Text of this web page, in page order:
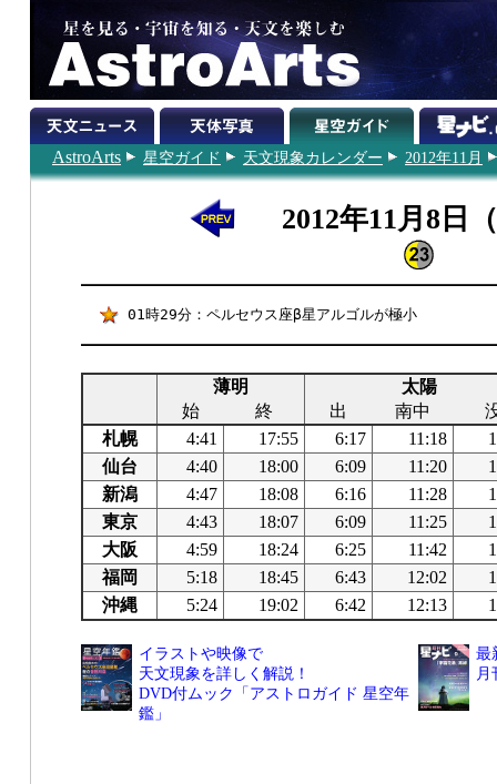
AstroArts 星空ガイド 天文現象カレンダー 2012年11月
2012年11月8日
01時29分：ペルセウス座β星アルゴルが極小
薄明
太陽
始
終 出 南中
札幌
4:41 17:55 6:17 11:18
仙台
4:40 18:00 6:09 11:20
新潟
4:47 18:08 6:16 11:28
東京
4:43 18:07 6:09 11:25
大阪
4:59 18:24 6:25 11:42
福岡
5:18 18:45 6:43 12:02
沖縄
5:24 19:02 6:42 12:13
イラストや映像で
天文現象を詳しく解説！
DVD付ムック「アストロガイド 星空年
鑑」
最
月